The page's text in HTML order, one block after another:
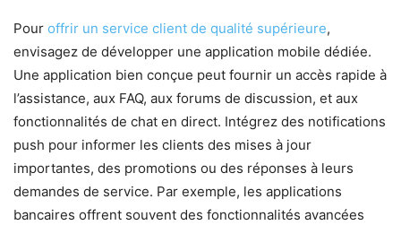
Pour offrir un service client de qualité supérieure,
envisagez de développer une application mobile dédiée.
Une application bien conçue peut fournir un accès rapide à
l’assistance, aux FAQ, aux forums de discussion, et aux
fonctionnalités de chat en direct. Intégrez des notifications
push pour informer les clients des mises à jour
importantes, des promotions ou des réponses à leurs
demandes de service. Par exemple, les applications
bancaires offrent souvent des fonctionnalités avancées